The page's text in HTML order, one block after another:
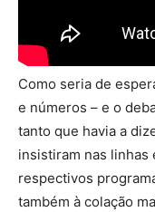
Como seria de
e números – e o
tanto que havia a
insistiram nas linhas
respectivos
também à colação